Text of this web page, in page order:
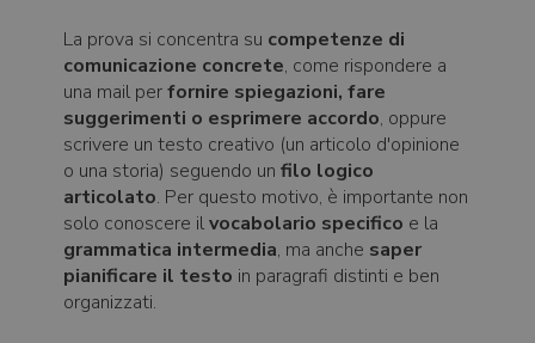
La prova si concentra su competenze di
comunicazione concrete, come rispondere a
una mail perfornire spiegazioni, fare
suggerimenti o esprimere accordo, oppure
scrivere un testo creativo (un articolo d'opinione
o una storia) seguendo un filo logico
articolato. Per questo motivo, è importante non
solo conoscere ilvocabolario specifico e la
grammatica intermedia, ma anche saper
pianificare il testo in paragrafi distinti e ben
organizzati.